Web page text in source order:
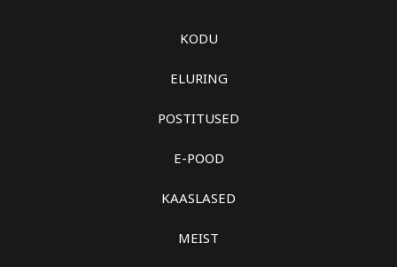
KODU
ELURING
POSTITUSED
E-POOD
KAASLASED
MEIST